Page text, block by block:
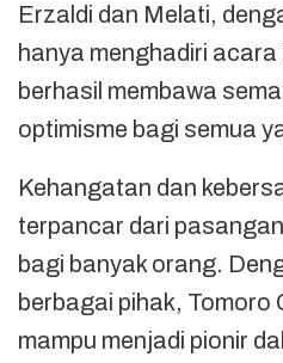
Erzaldi dan Melati,
hanya menghadiri
berhasil membawa
optimisme bagi semua
Kehangatan dan
terpancar dari
bagi banyak orang.
berbagai pihak, Tomoro
mampu menjadi pionir